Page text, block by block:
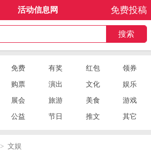
活动信息网 免费投稿
免费 有奖 红包 领券
购票 演出 文化 娱乐
展会 旅游 美食 游戏
公益 节日 推文 其它
> 文娱